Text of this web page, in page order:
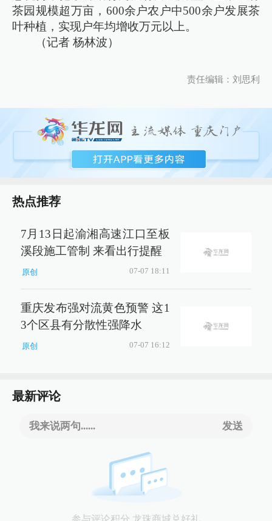
茶园规模超万亩，600余户农户中500余户发展茶
叶种植，实现户年均增收万元以上。
（记者 杨林波）
责任编辑：刘思利
热点推荐
7月13日起渝湘高速江口至板
溪段施工管制 来看出行提醒
原创 07-07 18:11
重庆发布强对流黄色预警 这1
3个区县有分散性强降水
原创 07-07 16:12
最新评论
我来说两句...... 发送
参与评论积分 龙珠商城兑好礼